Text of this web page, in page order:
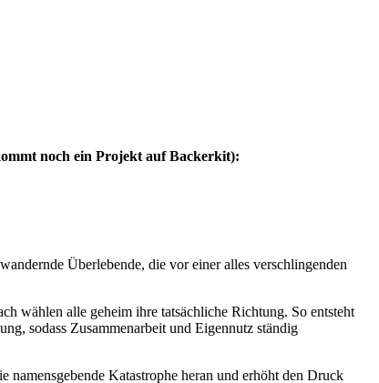
noch ein Projekt auf Backerkit):
Überlebende, die vor einer alles verschlingenden
wählen alle geheim ihre tatsächliche Richtung. So entsteht
sodass Zusammenarbeit und Eigennutz ständig
Katastrophe heran und erhöht den Druck